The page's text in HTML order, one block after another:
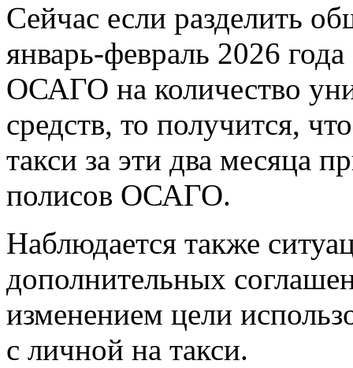
Сейчас если разделить
январь-февраль 2026
ОСАГО на количество
средств, то получится,
такси за эти два месяца
полисов ОСАГО.
Наблюдается также
дополнительных
изменением цели
с личной на такси.